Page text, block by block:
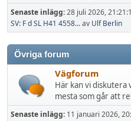
Senaste inlägg:28 juli 2026,
SV: F d SL H41 4558...av Ulf Berlin
Övriga forum
Vägforum
Här kan vi
mesta som går att
Senaste inlägg: 11 januari 2026,